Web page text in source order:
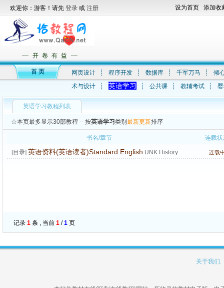
— 开 卷 有 益 —
欢迎你：游客！请先 登录 或 注册 设为首页 添加收
首 页 网页设计 ┊ 程序开发 ┊ 数据库 ┊ 千军万马 ┊
倾
术与设计
┊ 英语学习 ┊ 公共课 ┊ 教辅考试 ┊
英语学习教程列表
☆本页最多显示30部教程 -- 按英语学习类别 最新更新排序
书名/章节 连载
[目录] 英语资料(英语读者)Standard English UNK History 连载
记录 1 条 , 当前 1 /1 页
关于我们.